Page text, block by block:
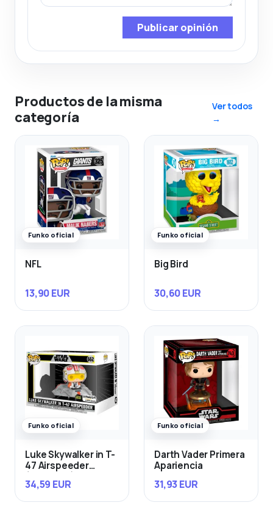
Publicar opinión
Productos de la misma
categoría
Ver todos
→
Funko oficial
NFL
13,90 EUR
Funko oficial
Big Bird
30,60 EUR
Funko oficial
Luke Skywalker in T-
47 Airspeeder
34,59 EUR
Funko oficial
Darth Vader Primera
Apariencia
31,93 EUR